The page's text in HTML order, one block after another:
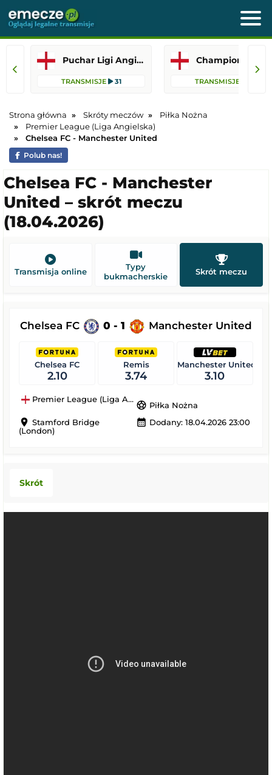
Puchar Ligi Angielskiej
TRANSMISJE 31
Championship
TRANSMISJE
Strona główna Skróty meczów
Piłka Nożna
Premier League (Liga Angielska)
Chelsea FC - Manchester United
Polub nas!
Chelsea FC - Manchester
United – skrót meczu
(18.04.2026)
Transmisja online
Typy
bukmacherskie
Skrót meczu
Chelsea FC 0 - 1 Manchester United
Chelsea FC
2.10
Remis
3.74
Manchester United
3.10
Premier League (Liga Angielska)
sports_soccer Piłka Nożna
location_on Stamford Bridge
(London)
calendar_month Dodany: 18.04.2026 23:00
Skrót